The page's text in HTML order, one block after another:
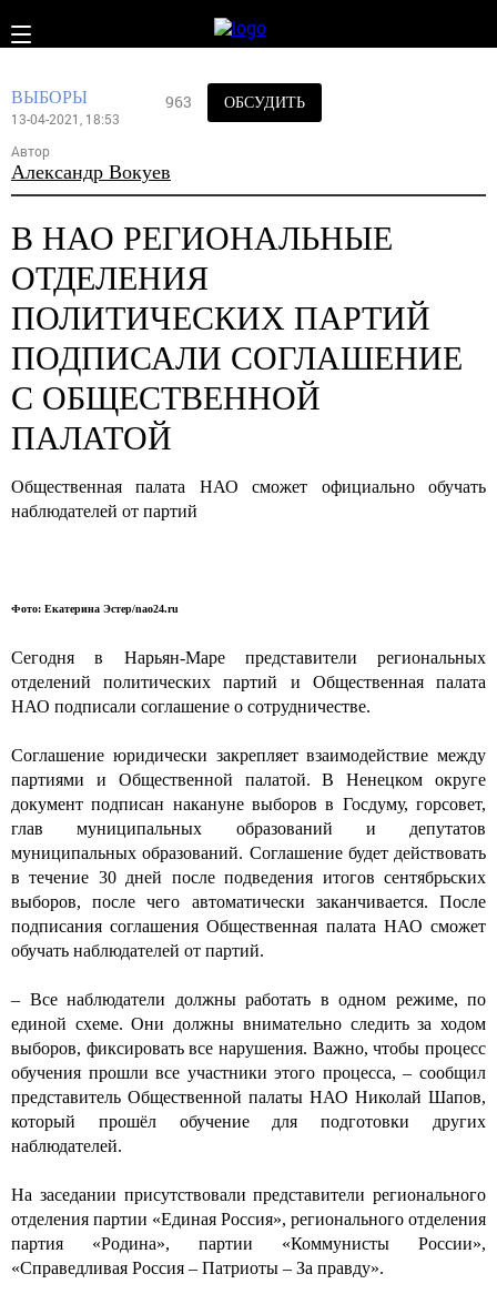
ВЫБОРЫ
13-04-2021, 18:53
Автор
Александр Вокуев
963 ОБСУДИТЬ
В НАО РЕГИОНАЛЬНЫЕ
ОТДЕЛЕНИЯ
ПОЛИТИЧЕСКИХ ПАРТИЙ
ПОДПИСАЛИ СОГЛАШЕНИЕ
С ОБЩЕСТВЕННОЙ
ПАЛАТОЙ
Общественная палата НАО сможет официально обучать
наблюдателей от партий
Фото: Екатерина Эстер/nao24.ru
Сегодня в Нарьян-Маре представители региональных
отделений политических партий и Общественная палата
НАО подписали соглашение о сотрудничестве.
Соглашение юридически закрепляет взаимодействие между
партиями и Общественной палатой. В Ненецком округе
документ подписан накануне выборов в Госдуму, горсовет,
глав муниципальных образований и депутатов
муниципальных образований. Соглашение будет действовать
в течение 30 дней после подведения итогов сентябрьских
выборов, после чего автоматически заканчивается. После
подписания соглашения Общественная палата НАО сможет
обучать наблюдателей от партий.
– Все наблюдатели должны работать в одном режиме, по
единой схеме. Они должны внимательно следить за ходом
выборов, фиксировать все нарушения. Важно, чтобы процесс
обучения прошли все участники этого процесса, – сообщил
представитель Общественной палаты НАО Николай Шапов,
который прошёл обучение для подготовки других
наблюдателей.
На заседании присутствовали представители регионального
отделения партии «Единая Россия», регионального отделения
партия «Родина», партии «Коммунисты России»,
«Справедливая Россия – Патриоты – За правду».